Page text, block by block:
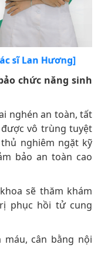
sĩ Lan Hương]
chức năng sinh
nghén an toàn, tất
vô trùng tuyệt
nghiêm ngặt kỹ
bảo an toàn cao
sẽ thăm khám
phục hồi tử cung
cân bằng nội